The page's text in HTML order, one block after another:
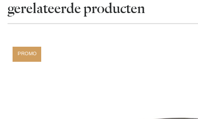
gerelateerde producten
PROMO